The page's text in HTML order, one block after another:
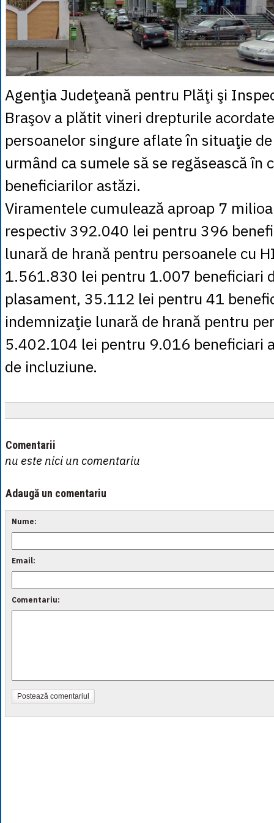
Agenţia Judeţeană pentru Plăţi şi
Braşov a plătit vineri drepturile
persoanelor singure aflate în situaţie
urmând ca sumele să se regăsească în
beneficiarilor astăzi.
Viramentele cumulează aproap 7
respectiv 392.040 lei pentru 396
lunară de hrană pentru persoanele cu
1.561.830 lei pentru 1.007 beneficiari
plasament, 35.112 lei pentru 41
indemnizaţie lunară de hrană pentru
5.402.104 lei pentru 9.016 beneficiari
de incluziune.
Comentarii
nu este nici un comentariu
Adaugă un comentariu
Nume:
Email:
Comentariu:
Postează comentariul